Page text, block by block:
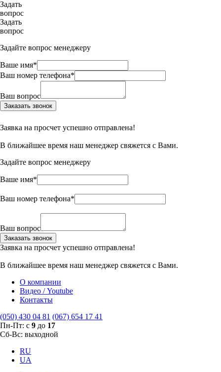
Задать
вопрос
Задать
вопрос
Задайте вопрос менеджеру
Ваше имя*
Ваш номер телефона*
Ваш вопрос
Заказать звонок
Заявка на просчет успешно отправлена!
В ближайшее время наш менеджер свяжется с Вами.
Задайте вопрос менеджеру
Ваше имя*
Ваш номер телефона*
Ваш вопрос
Заказать звонок
Заявка на просчет успешно отправлена!
В ближайшее время наш менеджер свяжется с Вами.
О компании
Видео / Youtube
Контакты
(050) 430 04 81 (067) 654 17 41
Пн-Пт: с 9 до 17
Сб-Вс: выходной
RU
UA